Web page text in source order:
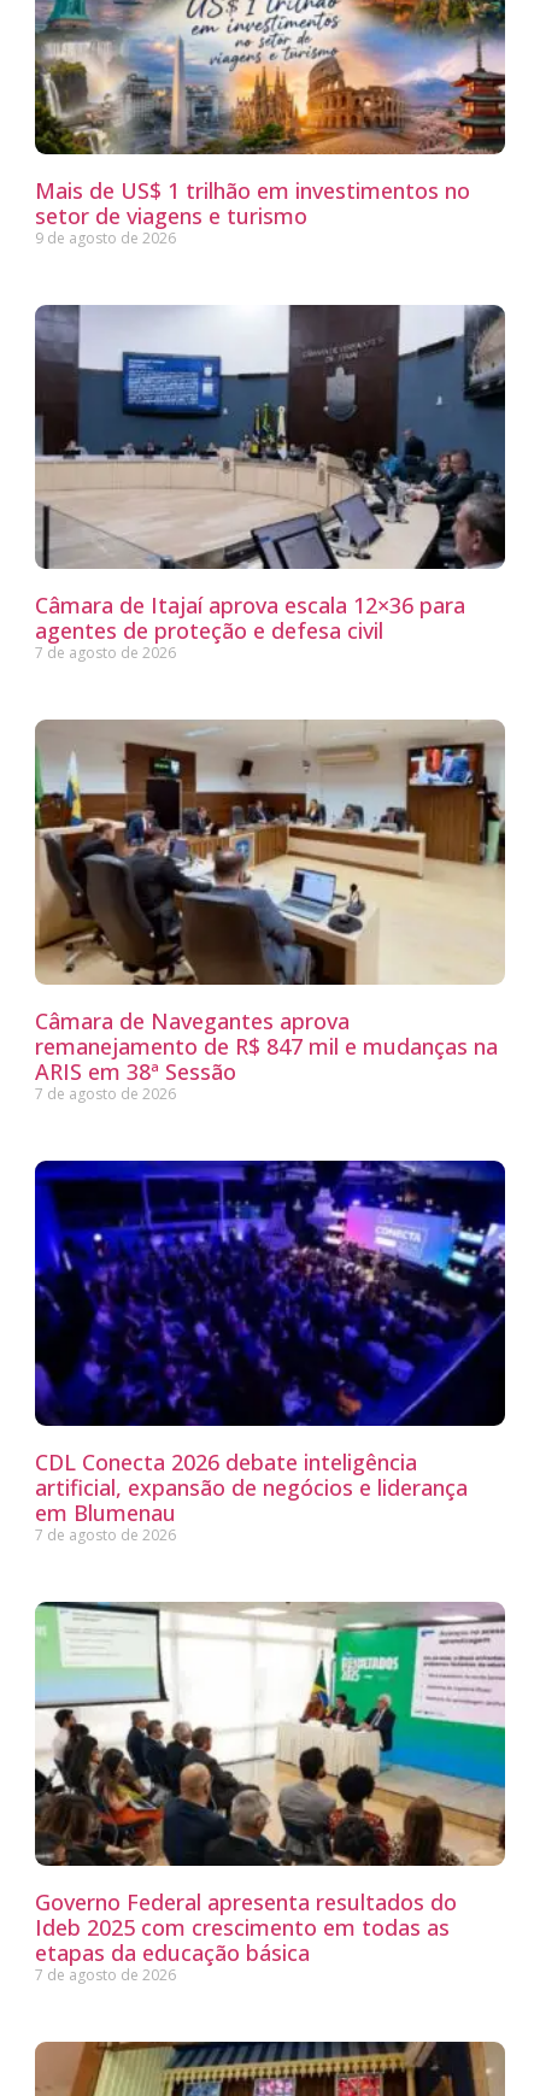
Mais de US$ 1 trilhão em investimentos no
setor de viagens e turismo
9 de agosto de 2026
Câmara de Itajaí aprova escala 12×36 para
agentes de proteção e defesa civil
7 de agosto de 2026
Câmara de Navegantes aprova
remanejamento de R$ 847 mil e mudanças na
ARIS em 38ª Sessão
7 de agosto de 2026
CDL Conecta 2026 debate inteligência
artificial, expansão de negócios e liderança
em Blumenau
7 de agosto de 2026
Governo Federal apresenta resultados do
Ideb 2025 com crescimento em todas as
etapas da educação básica
7 de agosto de 2026